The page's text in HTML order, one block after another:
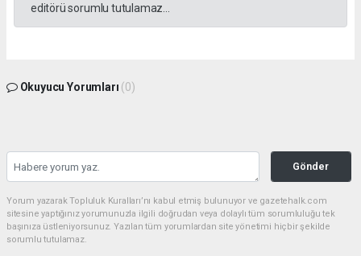
editörü sorumlu tutulamaz...
Okuyucu Yorumları (0)
Gönder
Yorum yazarak Topluluk Kuralları’nı kabul etmiş bulunuyor ve gazetehalk.com
sitesine yaptığınız yorumunuzla ilgili doğrudan veya dolaylı tüm sorumluluğu tek
başınıza üstleniyorsunuz. Yazılan tüm yorumlardan site yönetimi hiçbir şekilde
sorumlu tutulamaz.